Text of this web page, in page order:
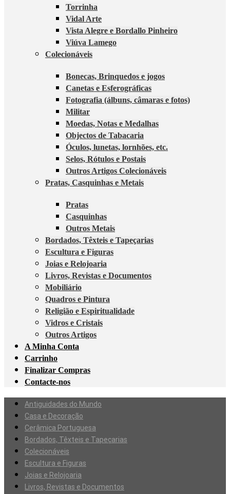
Torrinha
Vidal Arte
Vista Alegre e Bordallo Pinheiro
Viúva Lamego
Colecionáveis
Bonecas, Brinquedos e jogos
Canetas e Esferográficas
Fotografia (álbuns, câmaras e fotos)
Militar
Moedas, Notas e Medalhas
Objectos de Tabacaria
Óculos, lunetas, lornhões, etc.
Selos, Rótulos e Postais
Outros Artigos Colecionáveis
Pratas, Casquinhas e Metais
Pratas
Casquinhas
Outros Metais
Bordados, Têxteis e Tapeçarias
Escultura e Figuras
Joias e Relojoaria
Livros, Revistas e Documentos
Mobiliário
Quadros e Pintura
Religião e Espiritualidade
Vidros e Cristais
Outros Artigos
A Minha Conta
Carrinho
Finalizar Compras
Contacte-nos
Antiguidades do Mundo
Casa e Decoração
Cerâmica Portuguesa
Bordados, Têxteis e Tapeçarias
Colecionáveis
Escultura e Figuras
Joias e Relojoaria
Livros, Revistas e Documentos